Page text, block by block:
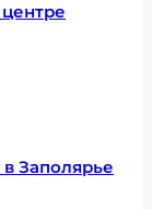
Заполярье